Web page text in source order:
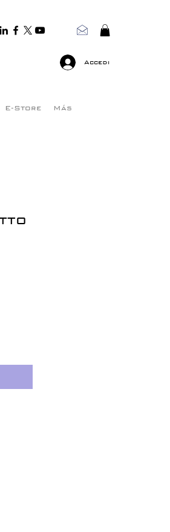
Accedi
E-Store Más